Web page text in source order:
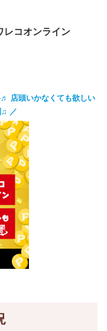
コオンライン
店頭いかなくても欲しい
♫ ／